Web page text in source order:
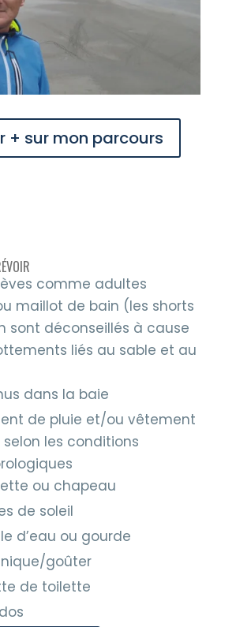
+ sur mon parcours
comme adultes
maillot de bain (les shorts
sont déconseillés à cause
liés au sable et au
dans la baie
de pluie et/ou vêtement
les conditions
ou chapeau
de soleil
d’eau ou gourde
goûter
de toilette